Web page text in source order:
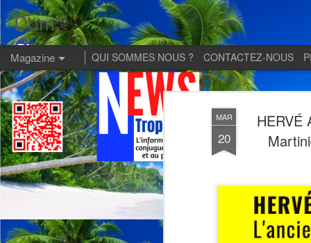
MAR
20
HERVÉ
Dom:
Magazine QUI SOMMES NOUS ? CONTACTEZ-NOUS